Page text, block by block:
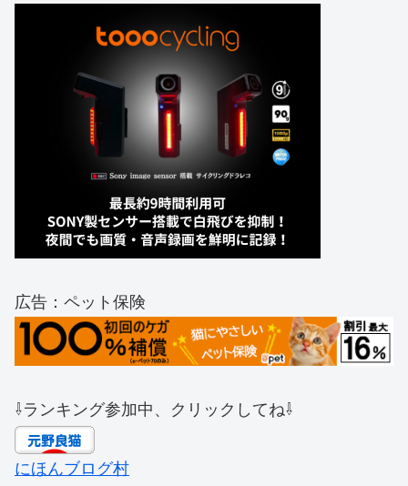
広告：ペット保険
⇩ランキング参加中、クリックしてね⇩
にほんブログ村